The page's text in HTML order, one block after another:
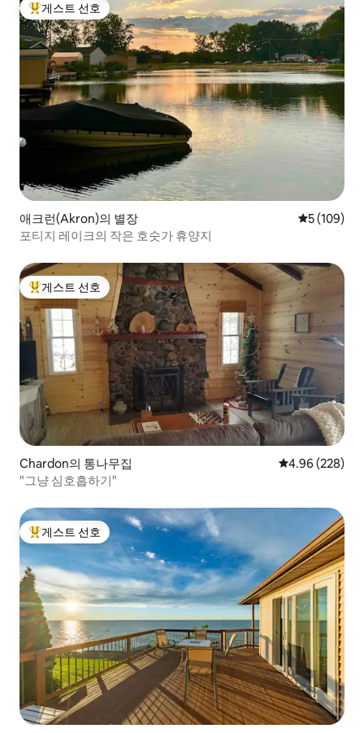
상위 게스트 선호
게스트 선호
애크런(Akron)의 별장 평점 5점(5
5 (109)
포티지 레이크의 작은 호숫가 휴양지
상위 게스트 선호
게스트 선호
Chardon의 통나무집 평점 4.96점(5
4.96 (228)
"그냥 심호흡하기"
상위 게스트 선호
게스트 선호